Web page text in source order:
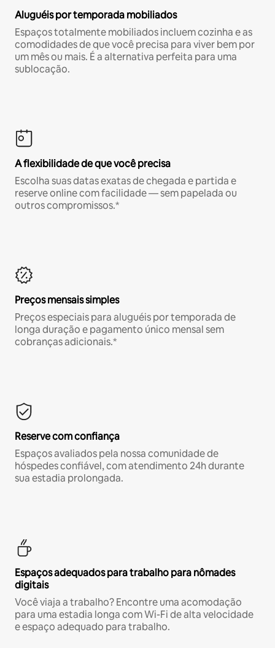
Aluguéis por temporada mobiliados
Espaços totalmente mobiliados incluem cozinha e as
comodidades de que você precisa para viver bem por
um mês ou mais. É a alternativa perfeita para uma
sublocação.
A flexibilidade de que você precisa
Escolha suas datas exatas de chegada e partida e
reserve online com facilidade — sem papelada ou
outros compromissos.*
Preços mensais simples
Preços especiais para aluguéis por temporada de
longa duração e pagamento único mensal sem
cobranças adicionais.*
Reserve com confiança
Espaços avaliados pela nossa comunidade de
hóspedes confiável, com atendimento 24h durante
sua estadia prolongada.
Espaços adequados para trabalho para nômades
digitais
Você viaja a trabalho? Encontre uma acomodação
para uma estadia longa com Wi-Fi de alta velocidade
e espaço adequado para trabalho.